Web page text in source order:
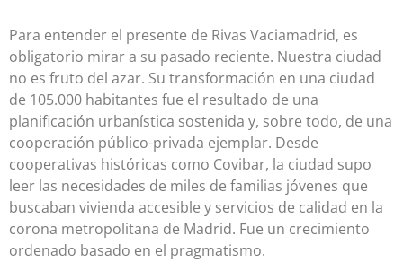
Para entender el presente de Rivas Vaciamadrid, es
obligatorio mirar a su pasado reciente. Nuestra ciudad
no es fruto del azar. Su transformación en una ciudad
de 105.000 habitantes fue el resultado de una
planificación urbanística sostenida y, sobre todo, de una
cooperación público-privada ejemplar. Desde
cooperativas históricas como Covibar, la ciudad supo
leer las necesidades de miles de familias jóvenes que
buscaban vivienda accesible y servicios de calidad en la
corona metropolitana de Madrid. Fue un crecimiento
ordenado basado en el pragmatismo.